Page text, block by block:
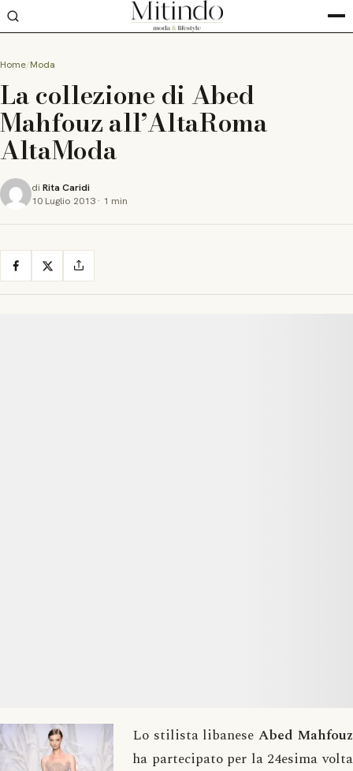
Home Moda
La collezione di Abed
Mahfouz all’AltaRoma
AltaModa
di Rita Caridi
10 Luglio 2013 · 1 min
Lo stilista libanese Abed Mahfouz
ha partecipato per la 24esima volta